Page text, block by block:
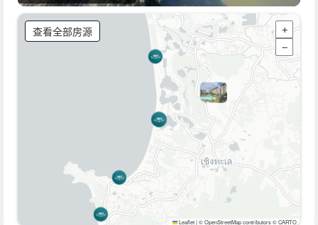
查看全部房源
+
−
Leaflet|© OpenStreetMap contributors © CARTO